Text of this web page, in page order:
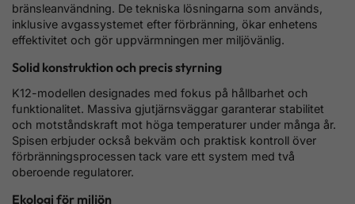
bränsleanvändning. De tekniska lösningarna som används,
inklusive avgassystemet efter förbränning, ökar enhetens
effektivitet och gör uppvärmningen mer miljövänlig.
Solid konstruktion och precis styrning
K12-modellen designades med fokus på hållbarhet och
funktionalitet. Massiva gjutjärnsväggar garanterar stabilitet
och motståndskraft mot höga temperaturer under många år.
Spisen erbjuder också bekväm och praktisk kontroll över
förbränningsprocessen tack vare ett system med två
oberoende regulatorer.
Ekologi för miljön